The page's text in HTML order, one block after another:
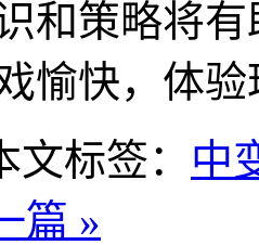
和策略将
愉快，体
文标签： 中
篇 »